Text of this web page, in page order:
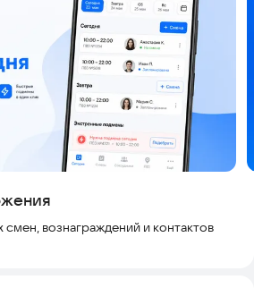
смен, вознаграждений и контактов